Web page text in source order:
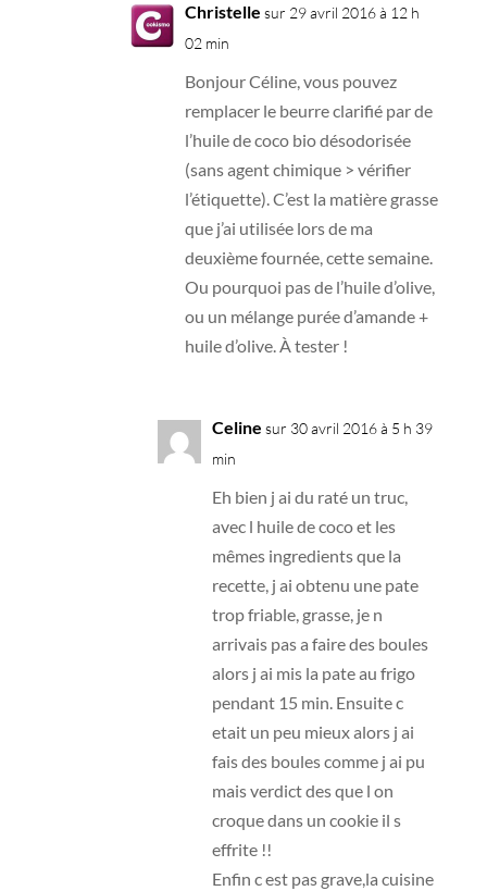
Christelle sur 29 avril 2016 à 12 h
02 min
Bonjour Céline, vous pouvez
remplacer le beurre clarifié par de
l’huile de coco bio désodorisée
(sans agent chimique > vérifier
l’étiquette). C’est la matière grasse
que j’ai utilisée lors de ma
deuxième fournée, cette semaine.
Ou pourquoi pas de l’huile d’olive,
ou un mélange purée d’amande +
huile d’olive. À tester !
Celine sur 30 avril 2016 à 5 h 39
min
Eh bien j ai du raté un truc,
avec l huile de coco et les
mêmes ingredients que la
recette, j ai obtenu une pate
trop friable, grasse, je n
arrivais pas a faire des boules
alors j ai mis la pate au frigo
pendant 15 min. Ensuite c
etait un peu mieux alors j ai
fais des boules comme j ai pu
mais verdict des que l on
croque dans un cookie il s
effrite !!
Enfin c est pas grave,la cuisine